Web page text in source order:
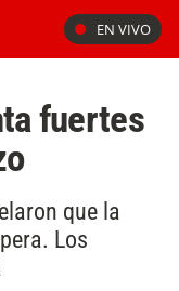
EN VIVO
fuertes
que la
Los